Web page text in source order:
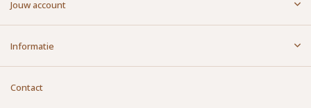
Jouw account
Informatie
Contact